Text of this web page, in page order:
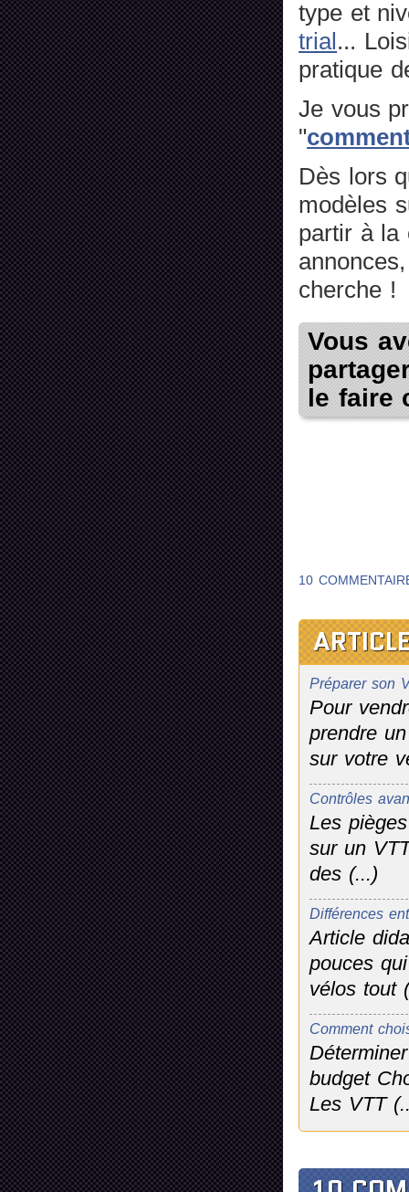
type et
trial...
pratique
Je vous
"
Dès lors
modèles
partir à la
cherche !
Vous
le faire
10
Préparer son
Pour
prendre
sur votre
Contrôles
Les
sur un
des (...)
Différences
Article
pouces
vélos tout
Comment
budget
Les VTT